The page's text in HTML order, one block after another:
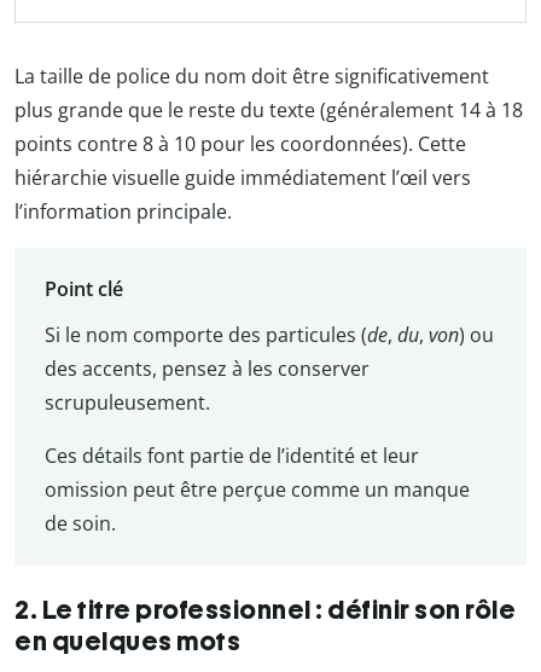
La taille de police du nom doit être significativement
plus grande que le reste du texte (généralement 14 à 18
points contre 8 à 10 pour les coordonnées). Cette
hiérarchie visuelle guide immédiatement l’œil vers
l’information principale.
Point clé
Si le nom comporte des particules (de, du, von) ou
des accents, pensez à les conserver
scrupuleusement.
Ces détails font partie de l’identité et leur
omission peut être perçue comme un manque
de soin.
2. Le titre professionnel : définir son rôle
en quelques mots